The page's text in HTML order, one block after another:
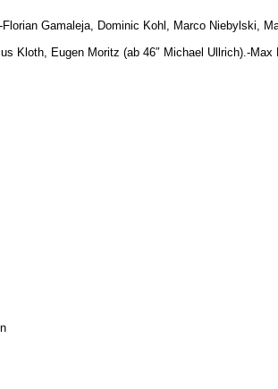
Gamaleja, Dominic Kohl, Marco Niebylski,
Kloth, Eugen Moritz (ab 46″ Michael Ullrich).-